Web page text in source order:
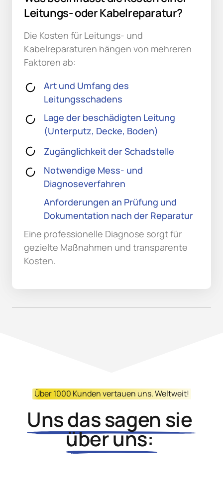
Leitungs- oder Kabelreparatur?
Die Kosten für Leitungs- und
Kabelreparaturen hängen von mehreren
Faktoren ab:
Art und Umfang des
Leitungsschadens
Lage der beschädigten Leitung
(Unterputz, Decke, Boden)
Zugänglichkeit der Schadstelle
Notwendige Mess- und
Diagnoseverfahren
Anforderungen an Prüfung und
Dokumentation nach der Reparatur
Eine professionelle Diagnose sorgt für
gezielte Maßnahmen und transparente
Kosten.
Über 1000 Kunden vertauen uns. Weltweit!
Uns das sagen
über uns: